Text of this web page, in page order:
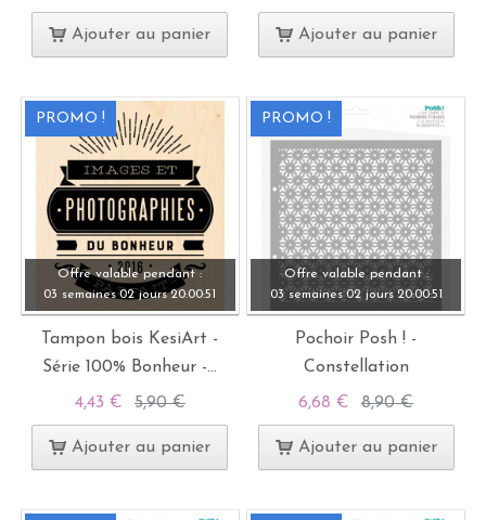
Ajouter au panier Ajouter au panier
PROMO !
Offre valable pendant :
03 semaines 02 jours 20:00:49
Tampon bois KesiArt -
Série 100% Bonheur -...
4,43 € 5,90 €
Ajouter au panier
PROMO !
Offre valable pendant :
03 semaines 02 jours 20:00:49
Pochoir Posh ! -
Constellation
6,68 € 8,90 €
Ajouter au panier